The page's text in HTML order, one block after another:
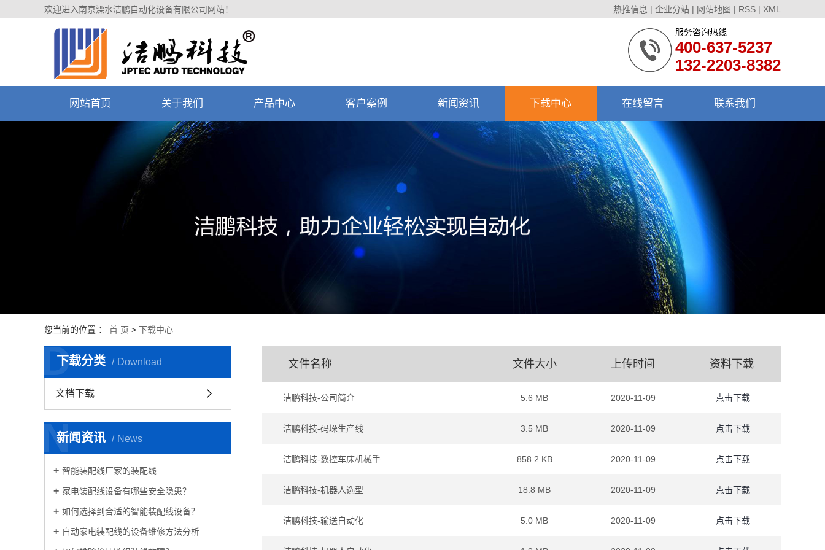
欢迎进入南京溧水洁鹏自动化设备有限公司网站！ 热推信息 | 企业分站 | 网站地图 | RSS | XML
服务咨询热线
400-637-5237
132-2203-8382
网站首页 关于我们 产品中心 客户案例 新闻资讯 下载中心 在线留言 联系我们
您当前的位置 ： 首 页 > 下载中心
下载分类 Download
D
文档下载
新闻资讯 News
N
智能装配线厂家的装配线
家电装配线设备有哪些安全隐患？
如何选择到合适的智能装配线设备？
自动家电装配线的设备维修方法分析
文件名称 文件大小 上传时间 资料下载
洁鹏科技-公司简介 5.6 MB 2020-11-09 点击下载
洁鹏科技-码垛生产线 3.5 MB 2020-11-09 点击下载
洁鹏科技-数控车床机械手 858.2 KB 2020-11-09 点击下载
洁鹏科技-机器人选型 18.8 MB 2020-11-09 点击下载
洁鹏科技-输送自动化 5.0 MB 2020-11-09 点击下载